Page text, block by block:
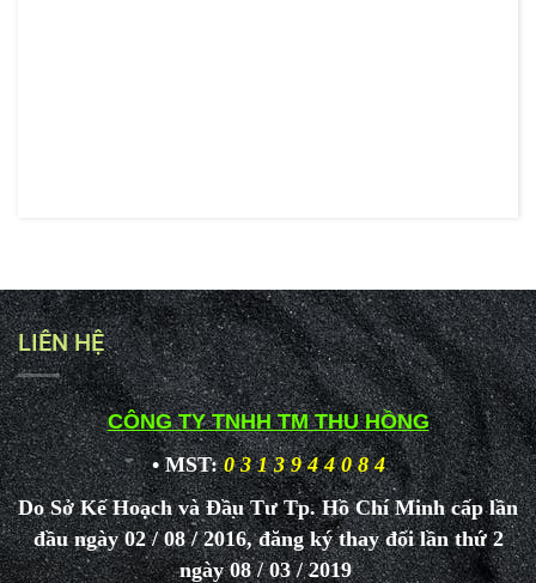
LIÊN HỆ
CÔNG TY TNHH TM THU HỒNG
• MST: 0 3 1 3 9 4 4 0 8 4
Do Sở Kế Hoạch và Đầu Tư Tp. Hồ Chí Minh cấp lần
đầu ngày 02 / 08 / 2016, đăng ký thay đổi lần thứ 2
ngày 08 / 03 / 2019